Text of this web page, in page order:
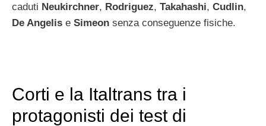
caduti Neukirchner, Rodriguez, Takahashi, Cudlin,
De Angelis e Simeon senza conseguenze fisiche.
Corti e la Italtrans tra i
protagonisti dei test di